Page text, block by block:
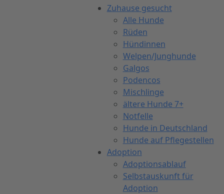
Zuhause gesucht
Alle Hunde
Rüden
Hündinnen
Welpen/Junghunde
Galgos
Podencos
Mischlinge
ältere Hunde 7+
Notfelle
Hunde in Deutschland
Hunde auf Pflegestellen
Adoption
Adoptionsablauf
Selbstauskunft für
Adoption